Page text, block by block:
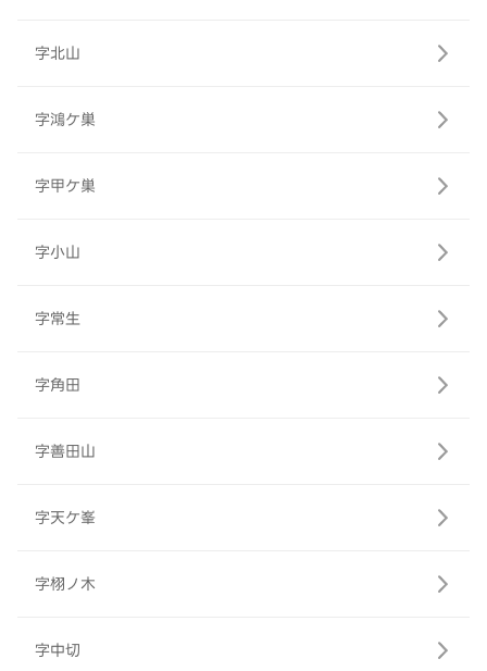
字北山
字鴻ケ巣
字甲ケ巣
字小山
字常生
字角田
字善田山
字天ケ峯
字栩ノ木
字中切